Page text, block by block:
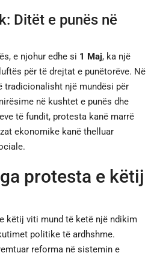
Ditët e punës në
e njohur edhe si 1 Maj, ka një
për të drejtat e punëtorëve. Në
tradicionalisht një mundësi për
në kushtet e punës dhe
të fundit, protesta kanë marrë
ekonomike kanë thelluar
protesta e këtij
këtij viti mund të ketë një ndikim
politike të ardhshme.
reforma në sistemin e